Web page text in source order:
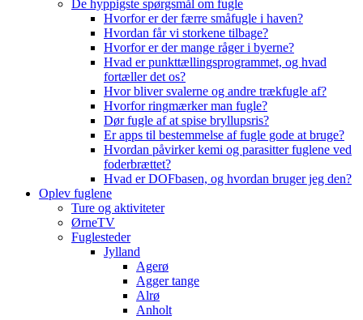
De hyppigste spørgsmål om fugle
Hvorfor er der færre småfugle i haven?
Hvordan får vi storkene tilbage?
Hvorfor er der mange råger i byerne?
Hvad er punkttællingsprogrammet, og hvad
fortæller det os?
Hvor bliver svalerne og andre trækfugle af?
Hvorfor ringmærker man fugle?
Dør fugle af at spise bryllupsris?
Er apps til bestemmelse af fugle gode at bruge?
Hvordan påvirker kemi og parasitter fuglene ved
foderbrættet?
Hvad er DOFbasen, og hvordan bruger jeg den?
Oplev fuglene
Ture og aktiviteter
ØrneTV
Fuglesteder
Jylland
Agerø
Agger tange
Alrø
Anholt